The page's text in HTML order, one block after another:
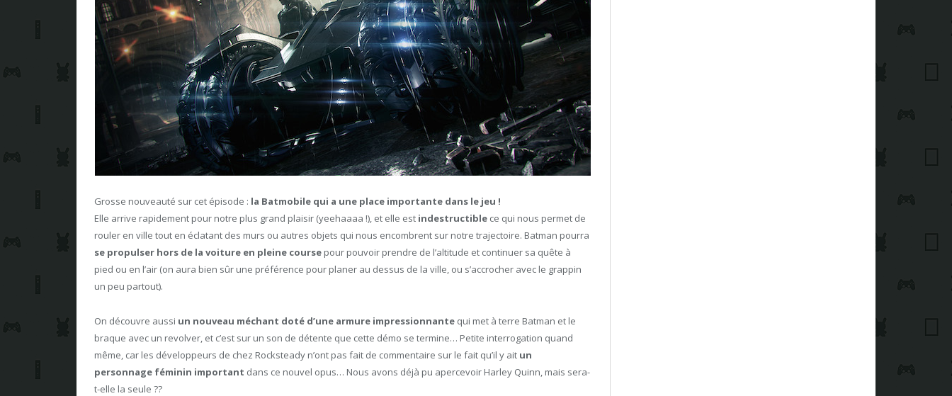
Grosse nouveauté sur cet épisode : la Batmobile qui a une place importante dans le jeu !
Elle arrive rapidement pour notre plus grand plaisir (yeehaaaa !), et elle est indestructible ce qui nous permet de
rouler en ville tout en éclatant des murs ou autres objets qui nous encombrent sur notre trajectoire. Batman pourra
se propulser hors de la voiture en pleine course pour pouvoir prendre de l’altitude et continuer sa quête à
pied ou en l’air (on aura bien sûr une préférence pour planer au dessus de la ville, ou s’accrocher avec le grappin
un peu partout).
On découvre aussi un nouveau méchant doté d’une armure impressionnante qui met à terre Batman et le
braque avec un revolver, et c’est sur un son de détente que cette démo se termine… Petite interrogation quand
même, car les développeurs de chez Rocksteady n’ont pas fait de commentaire sur le fait qu’il y ait un
personnage féminin important dans ce nouvel opus… Nous avons déjà pu apercevoir Harley Quinn, mais sera-
t-elle la seule ??